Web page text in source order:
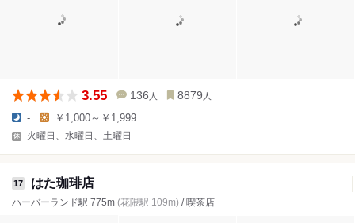
3.55 136 人 8879 人
- ￥1,000～￥1,999
火曜日、水曜日、土曜日
17 はた珈琲店
ハーバーランド駅 775m (花隈駅 109m) / 喫茶店